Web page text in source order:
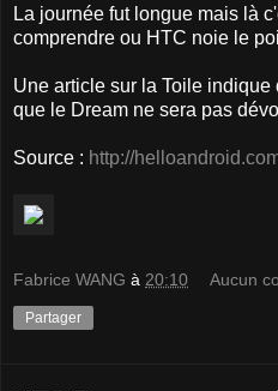
La journée fut longue mais là
comprendre ou HTC noie le
Une article sur la Toile
que le Dream ne sera pas
Source : http://
Fabrice WANG à 20:10 Aucun
Partager